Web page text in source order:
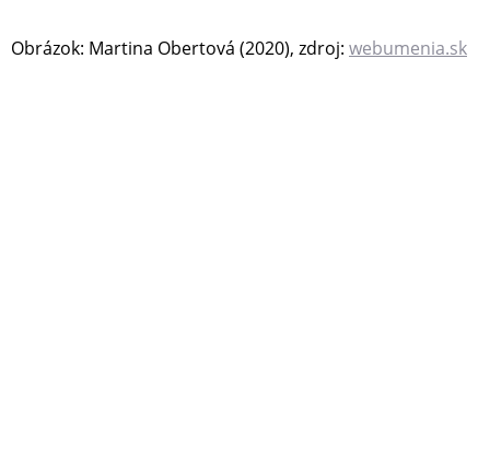
Obrázok: Martina Obertová (2020), zdroj: webumenia.sk